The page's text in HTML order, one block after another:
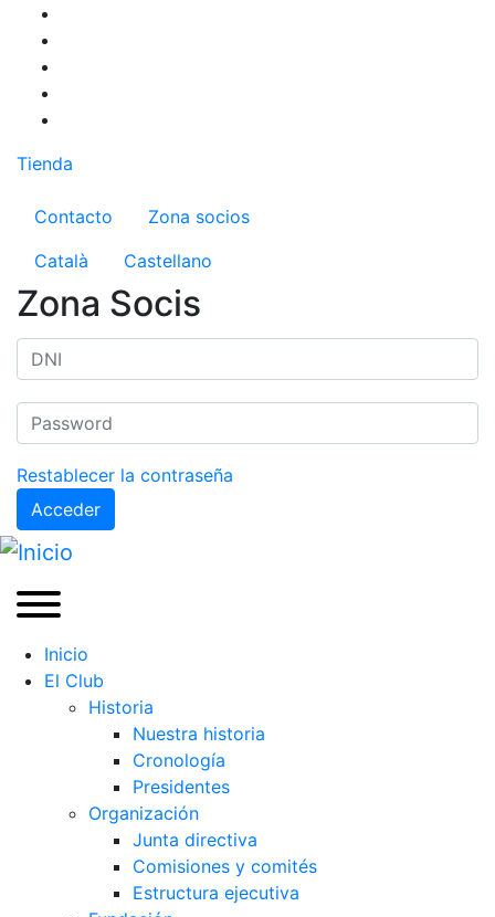
Pasar
contenido
principal
Tienda
Menú del compte d'usuari
Contacto
Zona socios
Català
Castellano
Zona Socis
Restablecer la contraseña
Acceder
Inicio
El Club
Historia
Nuestra historia
Cronología
Presidentes
Organización
Junta directiva
Comisiones y comités
Estructura ejecutiva